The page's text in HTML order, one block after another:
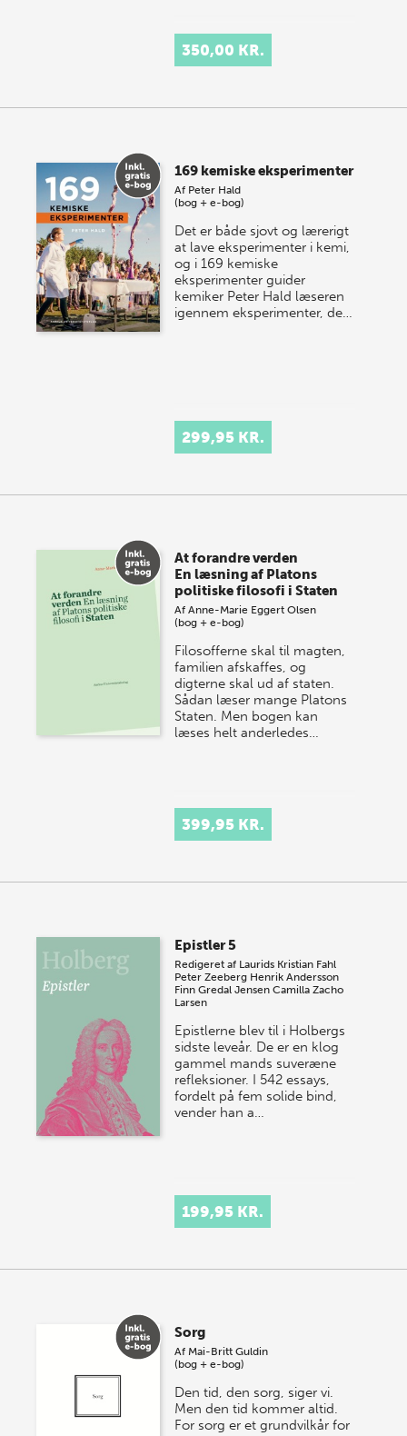
350,00 KR.
169 kemiske eksperimenter
Af Peter Hald
(bog + e-bog)
Det er både sjovt og lærerigt
at lave eksperimenter i kemi,
og i 169 kemiske
eksperimenter guider
kemiker Peter Hald læseren
igennem eksperimenter, de…
299,95 KR.
At forandre verden
En læsning af Platons
politiske filosofi i Staten
AfAnne-Marie Eggert Olsen
(bog + e-bog)
Filosofferne skal til magten,
familien afskaffes, og
digterne skal ud af staten.
Sådan læser mange Platons
Staten. Men bogen kan
læses helt anderledes…
399,95 KR.
Epistler 5
Redigeret af Laurids Kristian Fahl
Peter Zeeberg Henrik Andersson
Finn Gredal Jensen Camilla Zacho
Larsen
Epistlerne blev til i Holbergs
sidste leveår. De er en klog
gammel mands suveræne
refleksioner. I 542 essays,
fordelt på fem solide bind,
vender han a…
199,95 KR.
Sorg
Af Mai-Britt Guldin
(bog + e-bog)
Den tid, den sorg, siger vi.
Men den tid kommer altid.
For sorg er et grundvilkår for